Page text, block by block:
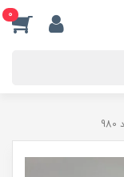
0